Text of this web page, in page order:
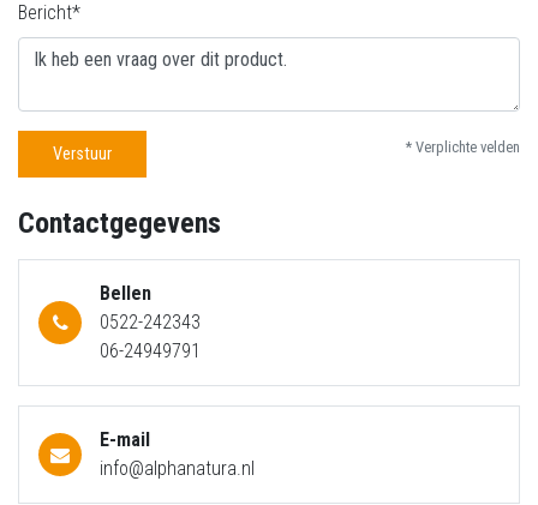
Bericht*
Verstuur * Verplichte velden
Contactgegevens
Bellen
0522-242343
06-24949791
E-mail
info@alphanatura.nl